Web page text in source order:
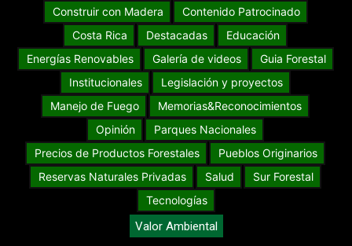
Construir con Madera
Contenido Patrocinado
Costa Rica
Destacadas
Educación
Energías Renovables
Galería de videos
Guia Forestal
Institucionales
Legislación y proyectos
Manejo de Fuego
Memorias&Reconocimientos
Opinión
Parques Nacionales
Precios de Productos Forestales
Pueblos Originarios
Reservas Naturales Privadas
Salud
Sur Forestal
Tecnologías
Valor Ambiental